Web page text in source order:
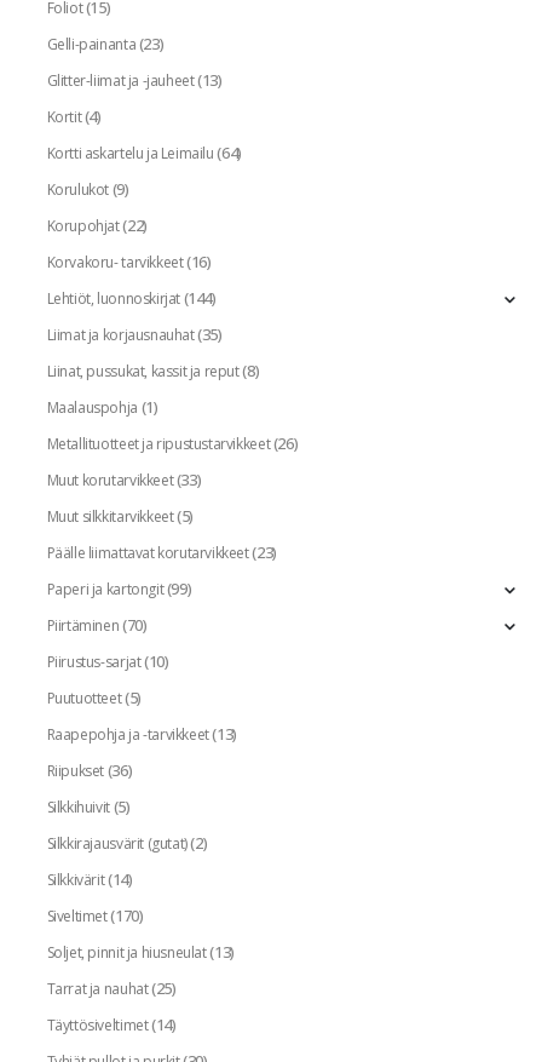
Foliot(15)
Gelli-painanta(23)
Glitter-liimat ja -jauheet(13)
Kortit(4)
Kortti askartelu ja Leimailu(64)
Korulukot(9)
Korupohjat(22)
Korvakoru- tarvikkeet(16)
Lehtiöt, luonnoskirjat(144)
Liimat ja korjausnauhat(35)
Liinat, pussukat, kassit ja reput(8)
Maalauspohja (1)
Metallituotteet ja ripustustarvikkeet(26)
Muut korutarvikkeet(33)
Muut silkkitarvikkeet(5)
Päälle liimattavat korutarvikkeet(23)
Paperi ja kartongit(99)
Piirtäminen(70)
Piirustus-sarjat(10)
Puutuotteet(5)
Raapepohja ja -tarvikkeet(13)
Riipukset(36)
Silkkihuivit(5)
Silkkirajausvärit (gutat)(2)
Silkkivärit(14)
Siveltimet(170)
Soljet, pinnit ja hiusneulat(13)
Tarrat ja nauhat(25)
Täyttösiveltimet(14)